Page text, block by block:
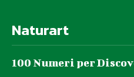
Naturart
100 Numeri per